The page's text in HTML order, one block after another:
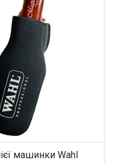
машинки Wahl